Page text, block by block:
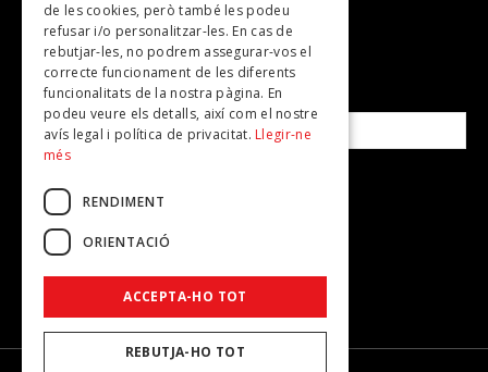
SUBSCRIU-TE A LA NOSTRA NEWSLETTER!
Correu electrònic*
Accepto lapolítica de privacitat
de les cookies, però també les podeu
refusar i/o personalitzar-les. En cas de
rebutjar-les, no podrem assegurar-vos el
correcte funcionament de les diferents
funcionalitats de la nostra pàgina. En
podeu veure els detalls, així com el nostre
avís legal i política de privacitat. Llegir-ne
més
RENDIMENT
ORIENTACIÓ
ACCEPTA-HO TOT
REBUTJA-HO TOT